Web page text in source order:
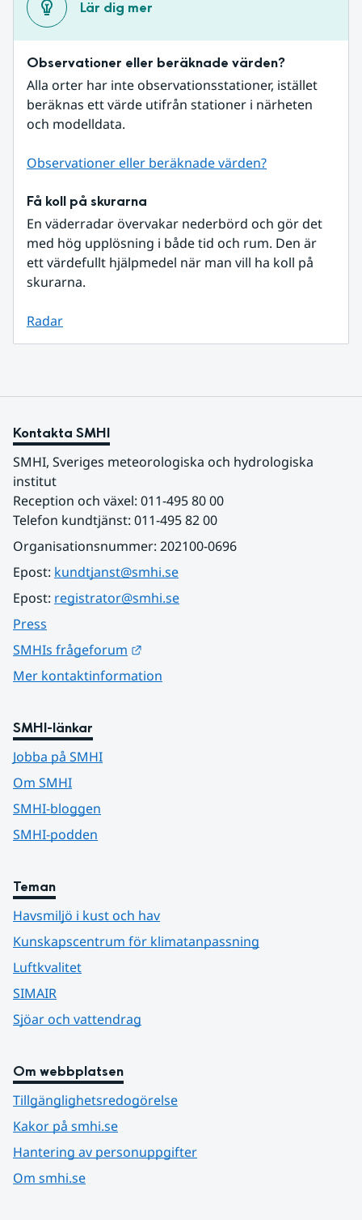
Lär dig mer
Observationer eller beräknade värden?
Alla orter har inte observationsstationer, istället
beräknas ett värde utifrån stationer i närheten
och modelldata.
Observationer eller beräknade värden?
Få koll på skurarna
En väderradar övervakar nederbörd och gör det
med hög upplösning i både tid och rum. Den är
ett värdefullt hjälpmedel när man vill ha koll på
skurarna.
Radar
Kontakta SMHI
SMHI, Sveriges meteorologiska och hydrologiska
institut
Reception och växel: 011-495 80 00
Telefon kundtjänst: 011-495 82 00
Organisationsnummer: 202100-0696
Epost: kundtjanst@smhi.se
Epost: registrator@smhi.se
Press
SMHIs frågeforum
Mer kontaktinformation
SMHI-länkar
Jobba på SMHI
Om SMHI
SMHI-bloggen
SMHI-podden
Teman
Havsmiljö i kust och hav
Kunskapscentrum för klimatanpassning
Luftkvalitet
SIMAIR
Sjöar och vattendrag
Om webbplatsen
Tillgänglighetsredogörelse
Kakor på smhi.se
Hantering av personuppgifter
Om smhi.se